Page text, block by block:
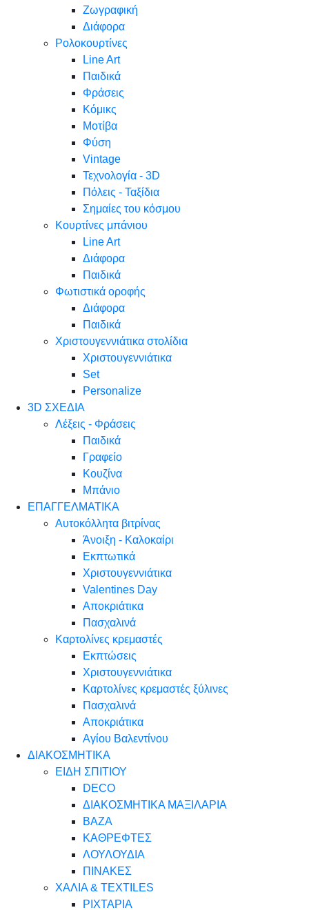
Ζωγραφική
Διάφορα
Ρολοκουρτίνες
Line Art
Παιδικά
Φράσεις
Κόμικς
Μοτίβα
Φύση
Vintage
Τεχνολογία - 3D
Πόλεις - Ταξίδια
Σημαίες του κόσμου
Κουρτίνες μπάνιου
Line Art
Διάφορα
Παιδικά
Φωτιστικά οροφής
Διάφορα
Παιδικά
Χριστουγεννιάτικα στολίδια
Χριστουγεννιάτικα
Set
Personalize
3D ΣΧΕΔΙΑ
Λέξεις - Φράσεις
Παιδικά
Γραφείο
Κουζίνα
Μπάνιο
ΕΠΑΓΓΕΛΜΑΤΙΚΑ
Αυτοκόλλητα βιτρίνας
Άνοιξη - Καλοκαίρι
Εκπτωτικά
Χριστουγεννιάτικα
Valentines Day
Αποκριάτικα
Πασχαλινά
Καρτολίνες κρεμαστές
Εκπτώσεις
Χριστουγεννιάτικα
Καρτολίνες κρεμαστές ξύλινες
Πασχαλινά
Αποκριάτικα
Αγίου Βαλεντίνου
ΔΙΑΚΟΣΜΗΤΙΚΑ
ΕΙΔΗ ΣΠΙΤΙΟΥ
DECO
ΔΙΑΚΟΣΜΗΤΙΚΑ ΜΑΞΙΛΑΡΙΑ
ΒΑΖΑ
ΚΑΘΡΕΦΤΕΣ
ΛΟΥΛΟΥΔΙΑ
ΠΙΝΑΚΕΣ
ΧΑΛΙΑ & TEXTILES
ΡΙΧΤΑΡΙΑ